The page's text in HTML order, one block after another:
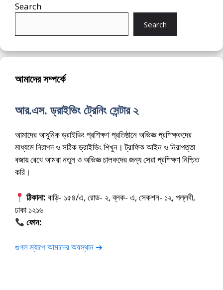
Search
Search
আমাদের সম্পর্কে
আর.এস. ড্রাইভিং ট্রেনিং সেন্টার ২
আমাদের আধুনিক ড্রাইভিং প্রশিক্ষণ প্রতিষ্ঠানে অভিজ্ঞ প্রশিক্ষকদের
মাধ্যমে নিরাপদ ও সঠিক ড্রাইভিং শিখুন। ট্রাফিক আইন ও নিরাপত্তা
বজায় রেখে আমরা নতুন ও অভিজ্ঞ চালকদের জন্য সেরা প্রশিক্ষণ নিশ্চিত
করি।
ঠিকানা: বাড়ি- ১৫৪/এ, রোড- ২, ব্লক- এ, সেকশন- ১২, পল্লবী,
ঢাকা ১২১৬
ফোন:
গুগল ম্যাপে আমাদের অবস্থান ➔